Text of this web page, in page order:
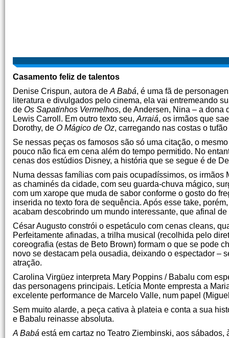
Casamento feliz de talentos
Denise Crispun, autora de A Babá, é uma fã de
literatura e divulgados pelo cinema, ela vai entremeando
de Os Sapatinhos Vermelhos, de Andersen, Nina – a dona
Lewis Carroll. Em outro texto seu, Arraiá, os irmãos que
Dorothy, de O Mágico de Oz, carregando nas costas o
Se nessas peças os famosos são só uma citação, o
pouco não fica em cena além do tempo permitido. No
cenas dos estúdios Disney, a história que se segue é de
Numa dessas famílias com pais ocupadíssimos, os
as chaminés da cidade, com seu guarda-chuva mágico,
com um xarope que muda de sabor conforme o gosto do
inserida no texto fora de sequência. Após esse take,
acabam descobrindo um mundo interessante, que afinal
César Augusto constrói o espetáculo com cenas cleans,
Perfeitamente afinadas, a trilha musical (recolhida pelo
coreografia (estas de Beto Brown) formam o que se pode
novo se destacam pela ousadia, deixando o espectador –
atração.
Carolina Virgüez interpreta Mary Poppins / Babalu com
das personagens principais. Letícia Monte empresta a
excelente performance de Marcelo Valle, num papel
Sem muito alarde, a peça cativa à plateia e conta a sua
e Babalu reinasse absoluta.
A Babá está em cartaz no Teatro Ziembinski, aos